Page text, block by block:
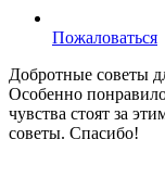
Пожаловаться
Добротные советы
Особенно
чувства стоят за
советы. Спасибо!